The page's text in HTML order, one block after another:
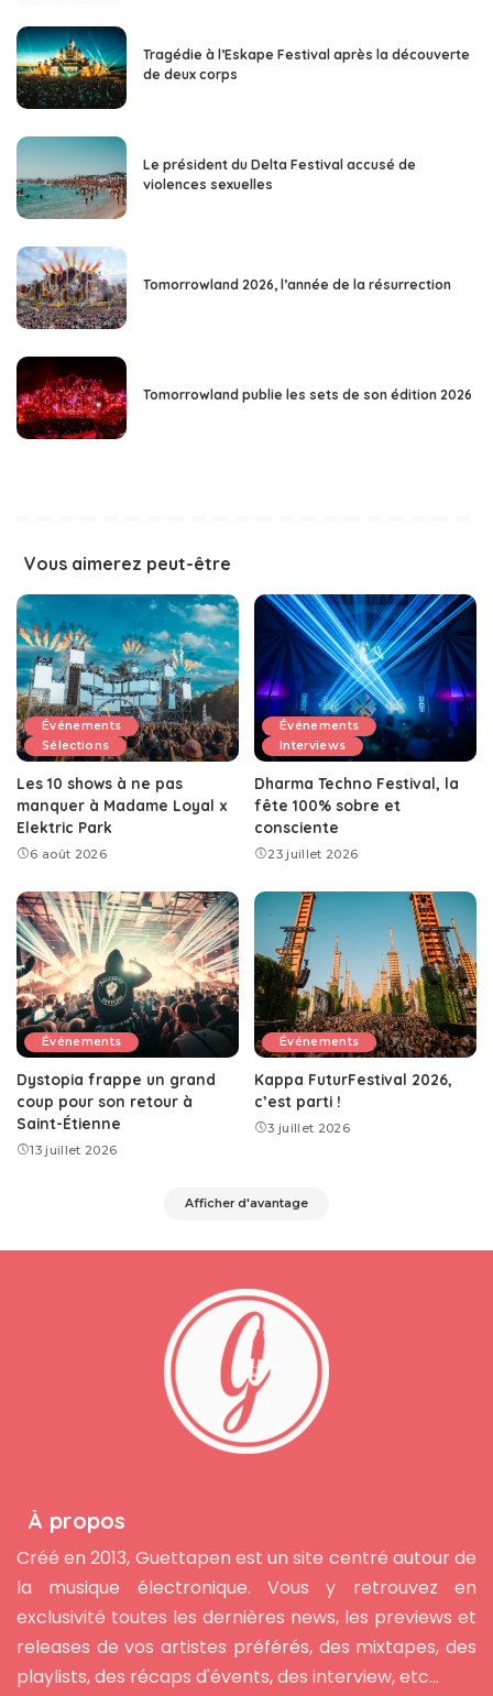
Tragédie à l’Eskape Festival après la découverte
de deux corps
Le président du Delta Festival accusé de
violences sexuelles
Tomorrowland 2026, l’année de la résurrection
Tomorrowland publie les sets de son édition 2026
Vous aimerez peut-être
Événements
Sélections
Les 10 shows à ne pas
manquer à Madame Loyal x
Elektric Park
6 août 2026
Événements
Interviews
Dharma Techno Festival, la
fête 100% sobre et
consciente
23 juillet 2026
Événements
Dystopia frappe un grand
coup pour son retour à
Saint-Étienne
13 juillet 2026
Événements
Kappa FuturFestival 2026,
c’est parti !
3 juillet 2026
Afficher d'avantage
À propos
Créé en 2013, Guettapen est un site centré autour de
la musique électronique. Vous y retrouvez en
exclusivité toutes les dernières news, les previews et
releases de vos artistes préférés, des mixtapes, des
playlists, des récaps d'évents, des interview, etc...